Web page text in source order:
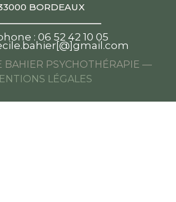
BORDEAUX
: 06 52 42 10 05
BAHIER PSYCHOTHÉRAPIE —
LÉGALES